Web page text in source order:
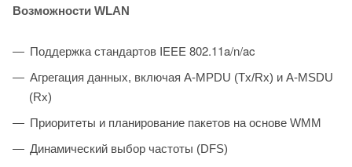
Возможности WLAN
Поддержка стандартов IEEE 802.11a/n/ac
Агрегация данных, включая A-MPDU (Tx/Rx) и А-MSDU
(Rx)
Приоритеты и планирование пакетов на основе WMM
Динамический выбор частоты (DFS)